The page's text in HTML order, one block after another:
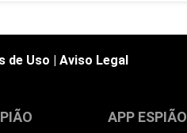
de Uso Aviso Legal
APP ESPIÃO